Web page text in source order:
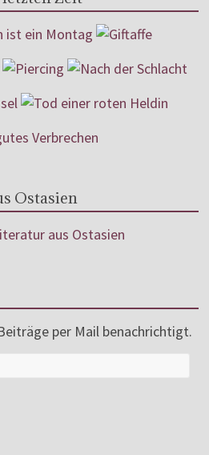
Ostasien
per Mail benachrichtigt.